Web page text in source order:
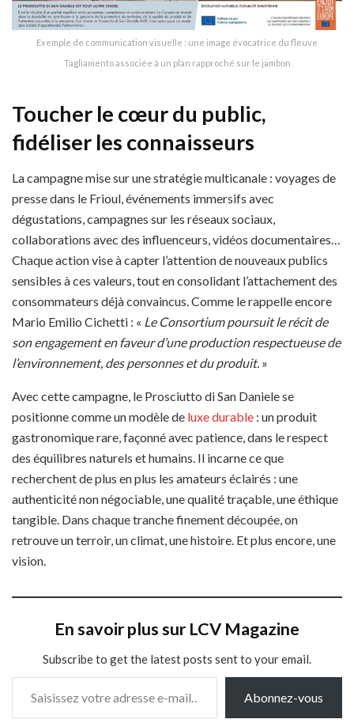
Exemple de communication visuelle : une image évocatrice du fleuve
Tagliamento associée à un plan rapproché sur le jambon
Toucher le cœur du public,
fidéliser les connaisseurs
La campagne mise sur une stratégie multicanale : voyages de
presse dans le Frioul, événements immersifs avec
dégustations, campagnes sur les réseaux sociaux,
collaborations avec des influenceurs, vidéos documentaires…
Chaque action vise à capter l’attention de nouveaux publics
sensibles à ces valeurs, tout en consolidant l’attachement des
consommateurs déjà convaincus. Comme le rappelle encore
Mario Emilio Cichetti : « Le Consortium poursuit le récit de
son engagement en faveur d’une production respectueuse de
l’environnement, des personnes et du produit. »
Avec cette campagne, le Prosciutto di San Daniele se
positionne comme un modèle de luxe durable : un produit
gastronomique rare, façonné avec patience, dans le respect
des équilibres naturels et humains. Il incarne ce que
recherchent de plus en plus les amateurs éclairés : une
authenticité non négociable, une qualité traçable, une éthique
tangible. Dans chaque tranche finement découpée, on
retrouve un terroir, un climat, une histoire. Et plus encore, une
vision.
En savoir plus sur LCV Magazine
Subscribe to get the latest posts sent to your email.
Saisissez votre adresse e-mail…
Abonnez-vous